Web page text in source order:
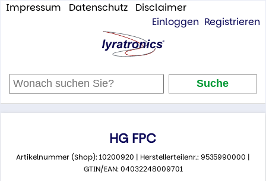
Impressum Datenschutz
Disclaimer
Einloggen Registrieren
HG FPC
Artikelnummer (Shop): 10200920 | Herstellerteilenr.: 9535990000 |
GTIN/EAN: 04032248009701